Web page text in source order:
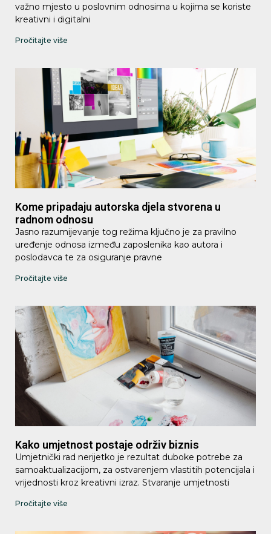
važno mjesto u poslovnim odnosima u kojima se koriste
kreativni i digitalni
Pročitajte više
Kome pripadaju autorska djela stvorena u
radnom odnosu
Jasno razumijevanje tog režima ključno je za pravilno
uređenje odnosa između zaposlenika kao autora i
poslodavca te za osiguranje pravne
Pročitajte više
Kako umjetnost postaje održiv biznis
Umjetnički rad nerijetko je rezultat duboke potrebe za
samoaktualizacijom, za ostvarenjem vlastitih potencijala i
vrijednosti kroz kreativni izraz. Stvaranje umjetnosti
Pročitajte više